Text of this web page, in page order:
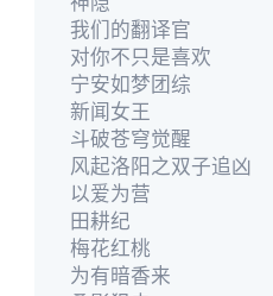
我们的翻译官
对你不只是喜欢
宁安如梦团综
新闻女王
斗破苍穹觉醒
风起洛阳之双子追凶
以爱为营
田耕纪
梅花红桃
为有暗香来